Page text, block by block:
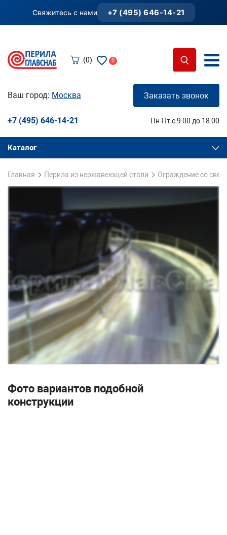
Свяжитесь с нами +7 (495) 646-14-21
(0) 0
Ваш город: Москва Заказать звонок
+7 (495) 646-14-21 Пн-Пт с 9:00 до 18:00
Каталог
Главная Перила из нержавеющей стали Ограждение со
Фото вариантов подобной
конструкции